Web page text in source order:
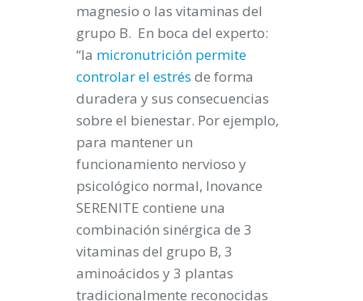
magnesio o las vitaminas del
grupo B. En boca del experto:
“la micronutrición permite
controlar el estrés de forma
duradera y sus consecuencias
sobre el bienestar. Por ejemplo,
para mantener un
funcionamiento nervioso y
psicológico normal, Inovance
SERENITE contiene una
combinación sinérgica de 3
vitaminas del grupo B, 3
aminoácidos y 3 plantas
tradicionalmente reconocidas